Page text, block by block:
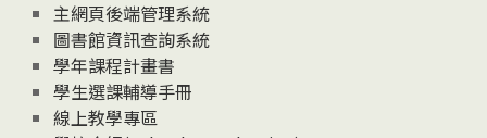
主網頁後端管理系統
圖書館資訊查詢系統
學年課程計畫書
學生選課輔導手冊
線上教學專區